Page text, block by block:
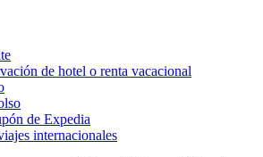
de hotel o renta vacacional
de Expedia
internacionales